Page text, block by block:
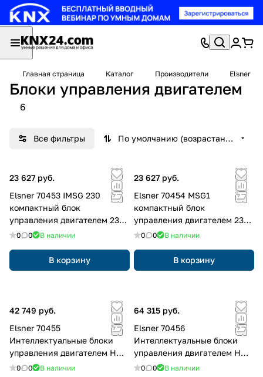
Главная страница Каталог Производители Elsner
Блоки управления двигателем
6
Все фильтры По умолчанию (возрастание)
23 627 руб.
Elsner 70453 IMSG 230
компактный блок
управления двигателем 230
В, управление 230 В
0 0 В наличии
В корзину
23 627 руб.
Elsner 70454 MSG1
компактный блок
управления двигателем 230
В, управление 8-28 В
0 0 В наличии
В корзину
42 749 руб.
Elsner 70455
Интеллектуальные блоки
управления двигателем H
для монтажа на DIN-рейку
0 0 В наличии
64 315 руб.
Elsner 70456
Интеллектуальные блоки
управления двигателем H
для монтажа на DIN-рейку
0 0 В наличии